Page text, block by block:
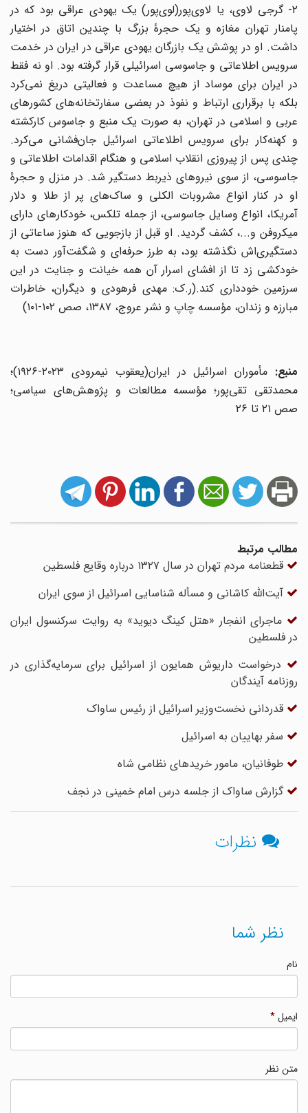
۲- گرجی لاوی، یا لاوی‌پور(لوی‌پور) یک یهودی عراقی بود که در
پامنار تهران مغازه و یک حجرۀ بزرگ با چندین اتاق در اختیار
داشت. او در پوشش یک بازرگان یهودی عراقی در ایران در خدمت
سرویس اطلاعاتی و جاسوسی اسرائیلی قرار گرفته بود. او نه فقط
در ایران برای موساد از هیچ مساعدت و فعالیتی دریغ نمی‌کرد
بلکه با برقراری ارتباط و نفوذ در بعضی سفارتخانه‌های کشورهای
عربی و اسلامی در تهران، به صورت یک منبع و جاسوس کارکشته
و کهنه‌کار برای سرویس اطلاعاتی اسرائیل جان‌فشانی می‌کرد.
چندی پس از پیروزی انقلاب اسلامی و هنگام اقدامات اطلاعاتی و
جاسوسی، از سوی نیروهای ذیربط دستگیر شد. در منزل و حجرۀ
او در کنار انواع مشروبات الکلی و ساک‌های پر از طلا و دلار
آمریکا، انواع وسایل جاسوسی، از جمله تلکس، خودکارهای دارای
میکروفن و...، کشف گردید. او قبل از بازجویی که هنوز ساعاتی از
دستگیری‌اش نگذشته بود، به طرز حرفه‌ای و شگفت‌آور دست به
خودکشی زد تا از افشای اسرار آن همه خیانت و جنایت در این
سرزمین خودداری کند.(ر.ک: مهدی فرهودی و دیگران، خاطرات
مبارزه و زندان، مؤسسه چاپ و نشر عروج، ۱۳۸۷، صص ۱۰۲-۱۰۱)
منبع:
مأموران اسرائیل در ایران(یعقوب نیمرودی ۲۰۲۳-۱۹۲۶)؛
محمدتقی تقی‌پور؛ مؤسسه مطالعات و پژوهش‌های سیاسی؛
صص ۲۱ تا ۲۶
مطالب مرتبط
قطعنامه مردم تهران در سال ۱۳۲۷ درباره وقایع فلسطین
آیت‌الله کاشانی و مسأله شناسایی اسرائیل از سوی ایران
ماجرای انفجار «هتل کینگ دیوید» به روایت سرکنسول ایران
در فلسطین
درخواست داریوش همایون از اسرائیل برای سرمایه‌گذاری در
روزنامه آیندگان
قدردانی نخست‌وزیر اسرائیل از رئیس ساواک
سفر بهاییان به اسرائیل
طوفانیان، مامور خریدهای نظامی شاه
گزارش ساواک از جلسه درس امام خمینی در نجف
نظرات
نظر شما
ایمیل*
متن نظر